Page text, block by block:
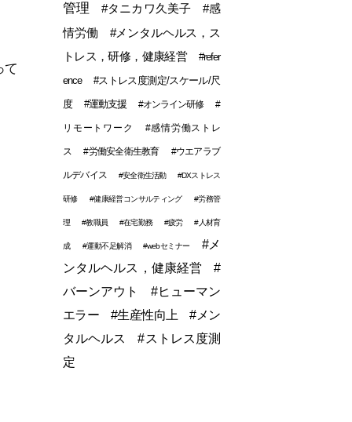
て
管理
#タニカワ久美子
#感
情労働
#メンタルヘルス，ス
トレス，研修，健康経営
#refer
ence
#ストレス度測定/スケール/尺
度
#運動支援 #オンライン研修 #
リモートワーク #感情労働ストレ
ス #労働安全衛生教育 #ウエアラブ
ルデバイス #安全衛生活動 #DXストレス
研修 #健康経営コンサルティング #労務管
理 #教職員 #在宅勤務 #疲労 #人材育
成 #運動不足解消 #webセミナー
#メ
ンタルヘルス，健康経営
#
バーンアウト
#ヒューマン
エラー
#生産性向上
#メン
タルヘルス
#ストレス度測
定